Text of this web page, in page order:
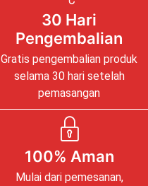
30 Hari
Pengembalian
Gratis pengembalian produk
selama 30 hari setelah
pemasangan
100% Aman
Mulai dari pemesanan,